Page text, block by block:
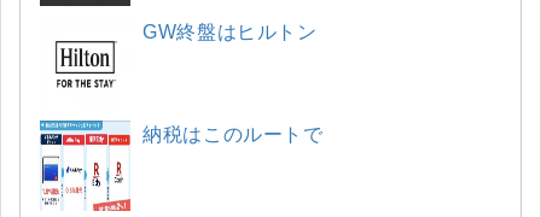
GW終盤はヒルトン
納税はこのルートで